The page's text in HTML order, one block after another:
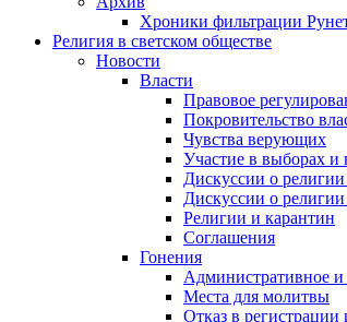
Хроники фильтрации
Религия в светском обществе
Новости
Власти
Правовое
Покровительство
Чувства верующих
Участие в выборах и
Дискуссии о религии
Дискуссии о
Религии и карантин
Соглашения
Гонения
Административное и
Места для молитвы
Отказ в